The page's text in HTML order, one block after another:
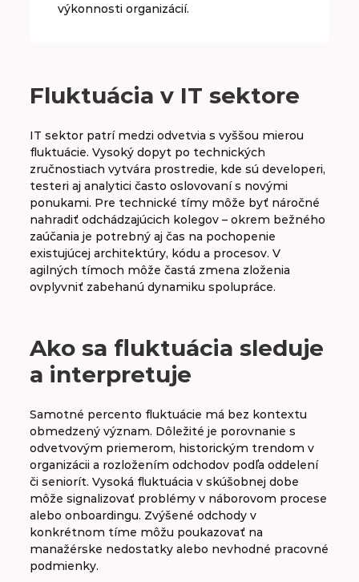
výkonnosti organizácií.
Fluktuácia v IT sektore
IT sektor patrí medzi odvetvia s vyššou mierou
fluktuácie. Vysoký dopyt po technických
zručnostiach vytvára prostredie, kde sú developeri,
testeri aj analytici často oslovovaní s novými
ponukami. Pre technické tímy môže byť náročné
nahradiť odchádzajúcich kolegov – okrem bežného
zaúčania je potrebný aj čas na pochopenie
existujúcej architektúry, kódu a procesov. V
agilných tímoch môže častá zmena zloženia
ovplyvniť zabehanú dynamiku spolupráce.
Ako sa fluktuácia sleduje
a interpretuje
Samotné percento fluktuácie má bez kontextu
obmedzený význam. Dôležité je porovnanie s
odvetvovým priemerom, historickým trendom v
organizácii a rozložením odchodov podľa oddelení
či seniorít. Vysoká fluktuácia v skúšobnej dobe
môže signalizovať problémy v náborovom procese
alebo onboardingu. Zvýšené odchody v
konkrétnom tíme môžu poukazovať na
manažérske nedostatky alebo nevhodné pracovné
podmienky.